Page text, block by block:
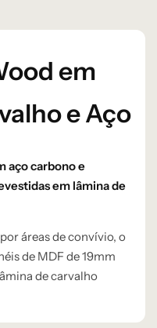
em
e Aço
aço carbono e
em lâmina de
áreas de convívio, o
de MDF de 19mm
de carvalho